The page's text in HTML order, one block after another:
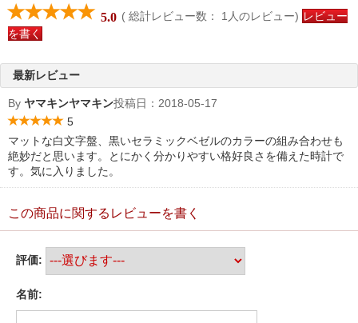
5.0 ( 総計レビュー数： 1人のレビュー) レビュー
を書く
最新レビュー
By ヤマキンヤマキン投稿日： 2018-05-17
5
マットな白文字盤、黒いセラミックベゼルのカラーの組み合わせも
絶妙だと思います。とにかく分かりやすい格好良さを備えた時計で
す。気に入りました。
この商品に関するレビューを書く
評価:
名前: